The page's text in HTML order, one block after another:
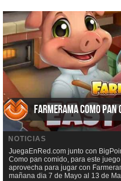
Farmerama Como pan
NOTICIAS
JuegaEnRed.com junto con
Como pan comido, para este
aprovecha para jugar con
mañana dia 7 de Mayo al 13 de